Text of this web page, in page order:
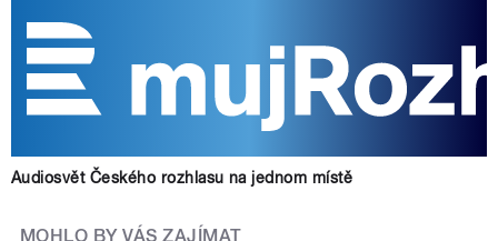
Audiosvět Českého rozhlasu na jednom místě
MOHLO BY VÁS ZAJÍMAT